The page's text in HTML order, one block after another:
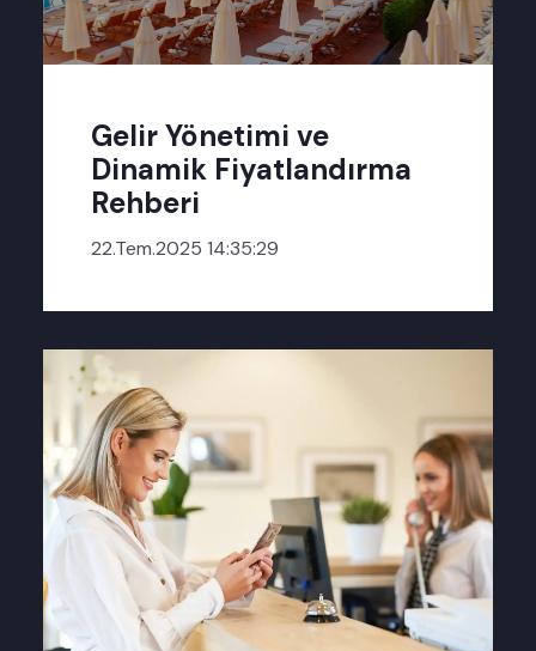
Gelir Yönetimi ve
Dinamik Fiyatlandırma
Rehberi
22.Tem.2025 14:35:29